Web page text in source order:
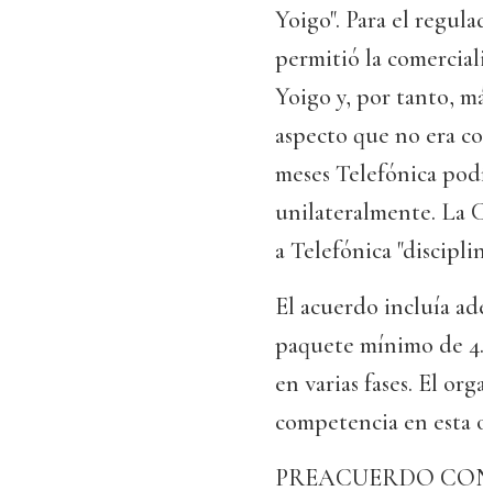
Yoigo". Para el
permitió la
Yoigo y, por tanto,
aspecto que no era
meses Telefónica
unilateralmente. La
a Telefónica
El acuerdo incluía
paquete mínimo de
en varias fases. El
competencia en esta
PREACUERDO